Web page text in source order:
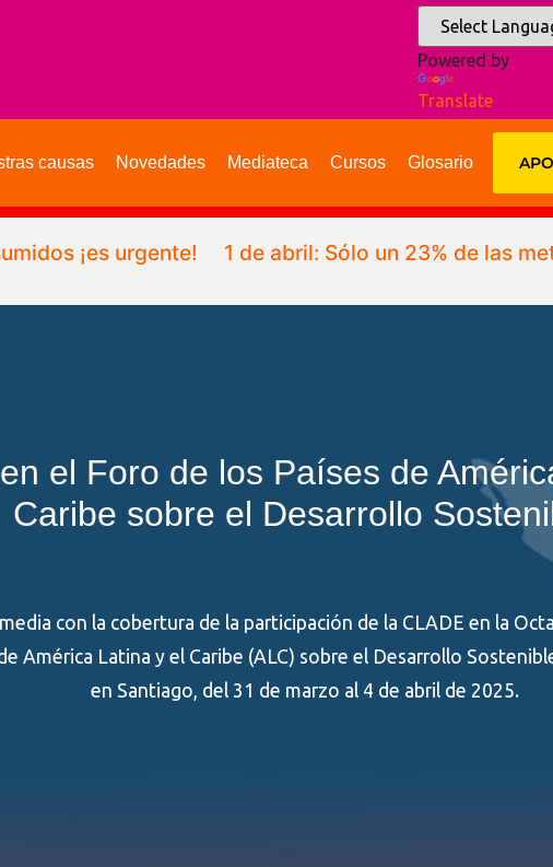
Powered by
Translate
causas Novedades Mediateca Cursos Glosario
¡es urgente! 1 de abril: Sólo un 23% de las
el Foro de los Países de
Caribe sobre el Desarrollo
con la cobertura de la participación de la CLADE en la
América Latina y el Caribe (ALC) sobre el Desarrollo
en Santiago, del 31 de marzo al 4 de abril de 2025.